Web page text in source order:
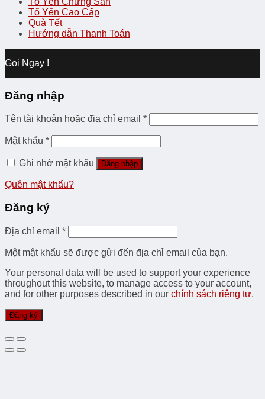
Tổ Yến Cao Cấp
Quà Tết
Hướng dẫn Thanh Toán
Gọi Ngay !
Đăng nhập
Tên tài khoản hoặc địa chỉ email *
Mật khẩu *
Ghi nhớ mật khẩu Đăng nhập
Quên mật khẩu?
Đăng ký
Địa chỉ email *
Một mật khẩu sẽ được gửi đến địa chỉ email của bạn.
Your personal data will be used to support your experience
throughout this website, to manage access to your account,
and for other purposes described in our chính sách riêng tư.
Đăng ký